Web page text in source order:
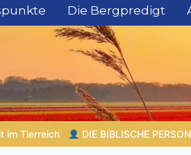
Die Bergpredigt
Bibel
der Suche
| 05.08.2026 | Laban – der Mann,